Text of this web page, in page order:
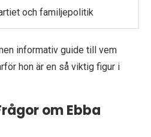
och familjepolitik
informativ guide till vem
hon är en så viktig figur i
om Ebba